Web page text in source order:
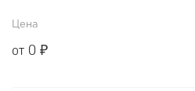
Цена
от 0 ₽